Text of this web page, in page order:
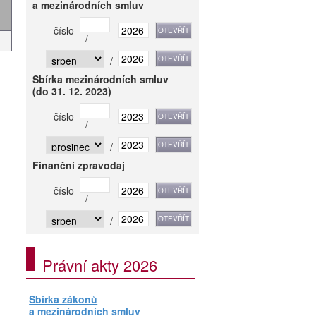
a mezinárodních smluv
číslo
/
/
Sbírka mezinárodních smluv
(do 31. 12. 2023)
číslo
/
/
Finanční zpravodaj
číslo
/
/
Právní akty 2026
Sbírka zákonů
a mezinárodních smluv